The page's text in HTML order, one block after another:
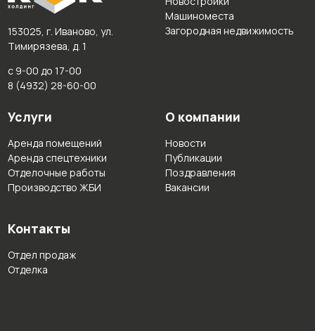
153025, г. Иваново, ул.
Тимирязева, д. 1
с 9-00 до 17-00
8 (4932) 28-60-00
Машиноместа
Загородная недвижимость
Услуги
Аренда помещений
Аренда спецтехники
Отделочные работы
Производство ЖБИ
О компании
Новости
Публикации
Поздравления
Вакансии
Контакты
Отдел продаж
Отделка